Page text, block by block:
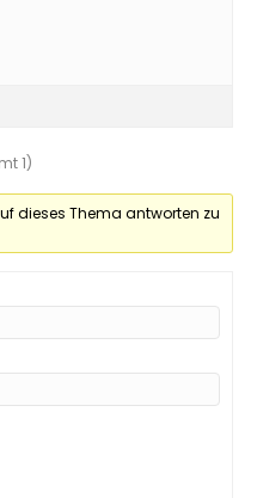
1)
dieses Thema antworten zu